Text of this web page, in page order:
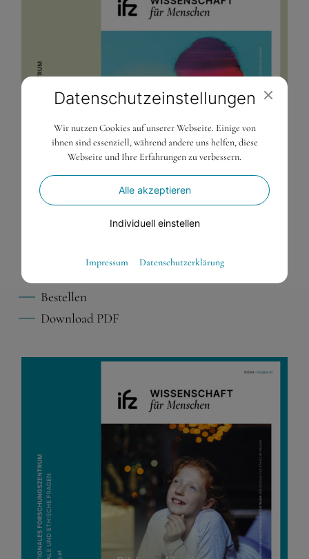
Osterbroschüre 2025
Bestellen
Download PDF
Datenschutz­einstellungen
Wir nutzen Cookies auf unserer Webseite. Einige von
ihnen sind essenziell, während andere uns helfen, diese
Webseite und Ihre Erfahrungen zu verbessern.
Alle akzeptieren
Individuell einstellen
Essenzielle Cookies ermöglichen grundlegende Funktionen
und sind für die einwandfreie Funktion der Website
Wenn Cookies von externen Medien akzeptiert werden,
bedarf der Zugriff auf externe Inhalte keiner manuellen
Eingebettete Inhalte
Impressum Datenschutzerklärung